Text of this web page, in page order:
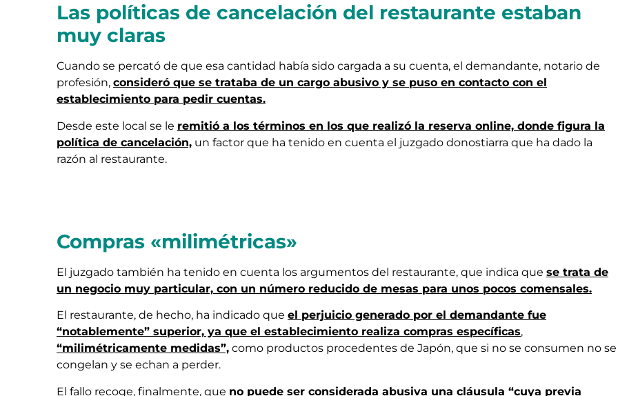
Las políticas de cancelación del restaurante estaban
muy claras
Cuando se percató de que esa cantidad había sido cargada a su cuenta, el demandante, notario de
profesión, consideró que se trataba de un cargo abusivo y se puso en contacto con el
establecimiento para pedir cuentas.
Desde este local se le remitió a los términos en los que realizó la reserva online, donde figura la
política de cancelación, un factor que ha tenido en cuenta el juzgado donostiarra que ha dado la
razón al restaurante.
Compras «milimétricas»
El juzgado también ha tenido en cuenta los argumentos del restaurante, que indica que se trata de
un negocio muy particular, con un número reducido de mesas para unos pocos comensales.
El restaurante, de hecho, ha indicado que el perjuicio generado por el demandante fue
“notablemente” superior, ya que el establecimiento realiza compras específicas,
“milimétricamente medidas”, como productos procedentes de Japón, que si no se consumen no se
congelan y se echan a perder.
El fallo recoge, finalmente, que no puede ser considerada abusiva una cláusula “cuya previa